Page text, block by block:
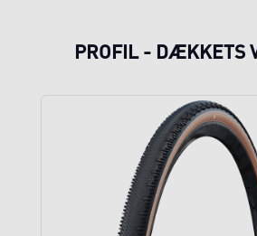
PROFIL - DÆKKETS